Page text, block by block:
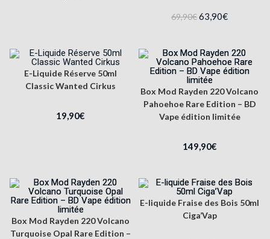
69,90€63,90€
E-Liquide Réserve 50ml
Classic Wanted Cirkus
19,90€
Box Mod Rayden 220 Volcano
Pahoehoe Rare Edition – BD
Vape édition limitée
149,90€
Box Mod Rayden 220 Volcano
Turquoise Opal Rare Edition –
E-liquide Fraise des Bois 50ml
Ciga’Vap